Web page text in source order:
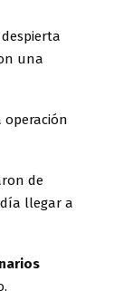
una
operación
de
llegar a